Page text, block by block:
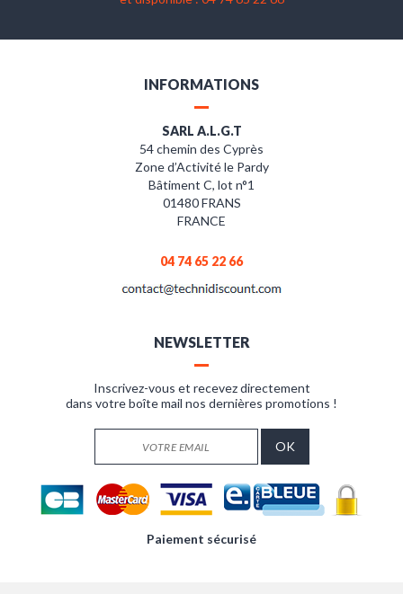
INFORMATIONS
SARL A.L.G.T
54 chemin des Cyprès
Zone d’Activité le Pardy
Bâtiment C, lot n°1
01480 FRANS
FRANCE
04 74 65 22 66
NEWSLETTER
Inscrivez-vous et recevez directement
dans votre boîte mail nos dernières promotions !
Paiement sécurisé